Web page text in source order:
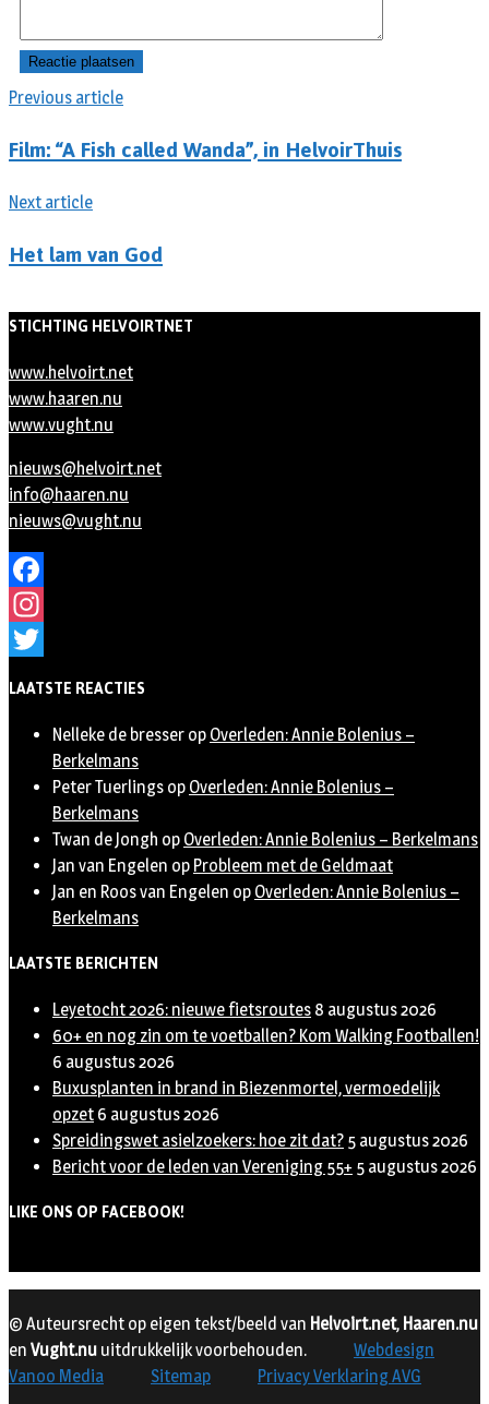
Previous article
Film: “A Fish called Wanda”, in HelvoirThuis
Next article
Het lam van God
STICHTING HELVOIRTNET
www.helvoirt.net
www.haaren.nu
www.vught.nu
nieuws@helvoirt.net
info@haaren.nu
nieuws@vught.nu
Facebook
Instagram
LAATSTE REACTIES
Nelleke de bresser op Overleden: Annie Bolenius –
Berkelmans
Peter Tuerlings op Overleden: Annie Bolenius –
Berkelmans
Twan de Jongh op Overleden: Annie Bolenius – Berkelmans
Jan van Engelen op Probleem met de Geldmaat
Jan en Roos van Engelen op Overleden: Annie Bolenius –
Berkelmans
LAATSTE BERICHTEN
Leyetocht 2026: nieuwe fietsroutes 8 augustus 2026
60+ en nog zin om te voetballen? Kom Walking Footballen!
6 augustus 2026
Buxusplanten in brand in Biezenmortel, vermoedelijk
opzet 6 augustus 2026
Spreidingswet asielzoekers: hoe zit dat? 5 augustus 2026
Bericht voor de leden van Vereniging 55+ 5 augustus 2026
LIKE ONS OP FACEBOOK!
© Auteursrecht op eigen tekst/beeld van Helvoirt.net, Haaren.nu
en Vught.nu uitdrukkelijk voorbehouden.
Webdesign
Vanoo Media
Sitemap Privacy Verklaring AVG